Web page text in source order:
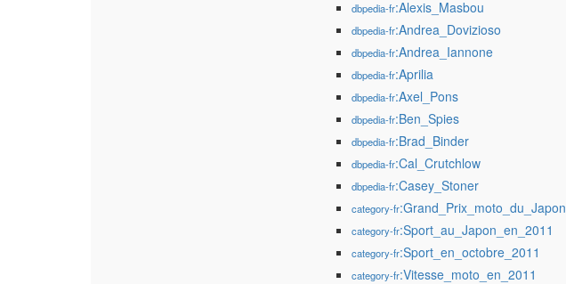
dbpedia-fr:Alexis_Masbou
dbpedia-fr:Andrea_Dovizioso
dbpedia-fr:Andrea_Iannone
dbpedia-fr:Aprilia
dbpedia-fr:Axel_Pons
dbpedia-fr:Ben_Spies
dbpedia-fr:Brad_Binder
dbpedia-fr:Cal_Crutchlow
dbpedia-fr:Casey_Stoner
category-fr:Grand_Prix_moto_du_Japon
category-fr:Sport_au_Japon_en_2011
category-fr:Sport_en_octobre_2011
category-fr:Vitesse_moto_en_2011